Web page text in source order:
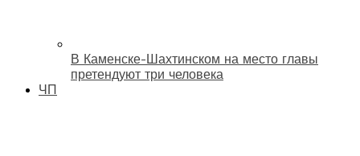
В Каменске-Шахтинском на место главы
претендуют три человека
ЧП